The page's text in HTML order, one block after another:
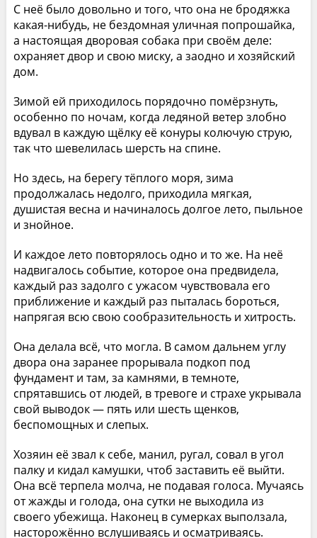
С неё было довольно и того, что она не бродяжка
какая-нибудь, не бездомная уличная попрошайка,
а настоящая дворовая собака при своём деле:
охраняет двор и свою миску, а заодно и хозяйский
дом.
Зимой ей приходилось порядочно помёрзнуть,
особенно по ночам, когда ледяной ветер злобно
вдувал в каждую щёлку её конуры колючую струю,
так что шевелилась шерсть на спине.
Но здесь, на берегу тёплого моря, зима
продолжалась недолго, приходила мягкая,
душистая весна и начиналось долгое лето, пыльное
и знойное.
И каждое лето повторялось одно и то же. На неё
надвигалось событие, которое она предвидела,
каждый раз задолго с ужасом чувствовала его
приближение и каждый раз пыталась бороться,
напрягая всю свою сообразительность и хитрость.
Она делала всё, что могла. В самом дальнем углу
двора она заранее прорывала подкоп под
фундамент и там, за камнями, в темноте,
спрятавшись от людей, в тревоге и страхе укрывала
свой выводок — пять или шесть щенков,
беспомощных и слепых.
Хозяин её звал к себе, манил, ругал, совал в угол
палку и кидал камушки, чтоб заставить её выйти.
Она всё терпела молча, не подавая голоса. Мучаясь
от жажды и голода, она сутки не выходила из
своего убежища. Наконец в сумерках выползала,
насторожённо вслушиваясь и осматриваясь.